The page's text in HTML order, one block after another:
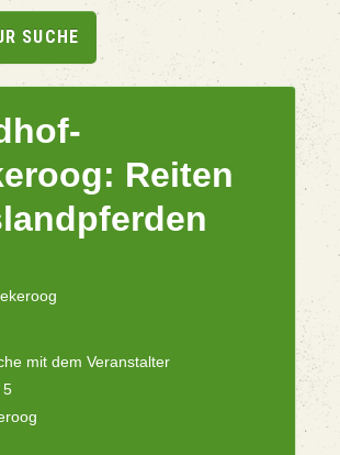
SUCHE
Reiten
mit dem Veranstalter
5